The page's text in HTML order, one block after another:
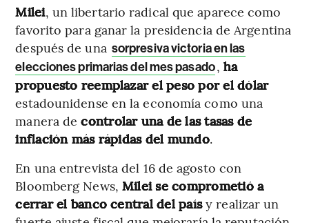
Milei, un libertario radical que aparece como
favorito para ganar la presidencia de Argentina
después de una sorpresiva victoria en las
elecciones primarias del mes pasado,ha
propuesto reemplazar el peso por el dólar
estadounidense en la economía como una
manera decontrolar una de las tasas de
inflación más rápidas del mundo.
En una entrevista del 16 de agosto con
Bloomberg News, Milei se comprometió a
cerrar el banco central del paísy realizar un